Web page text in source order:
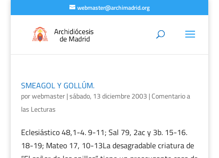
webmaster@archimadrid.org
SMEAGOL Y GOLLÚM.
porwebmaster|sábado, 13 diciembre 2003 |Comentario a
las Lecturas
Eclesiástico 48,1-4. 9-11; Sal 79, 2ac y 3b. 15-16.
18-19; Mateo 17, 10-13La desagradable criatura de